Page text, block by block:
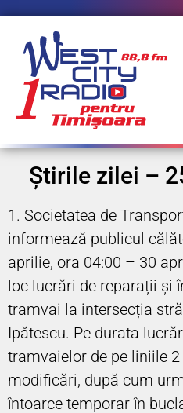
Știrile zilei –
1. Societatea de
informează publicul
aprilie, ora 04:00 – 30
loc lucrări de reparații și
tramvai la intersecția
Ipătescu. Pe durata
tramvaielor de pe liniile
modificări, după cum
întoarce temporar în